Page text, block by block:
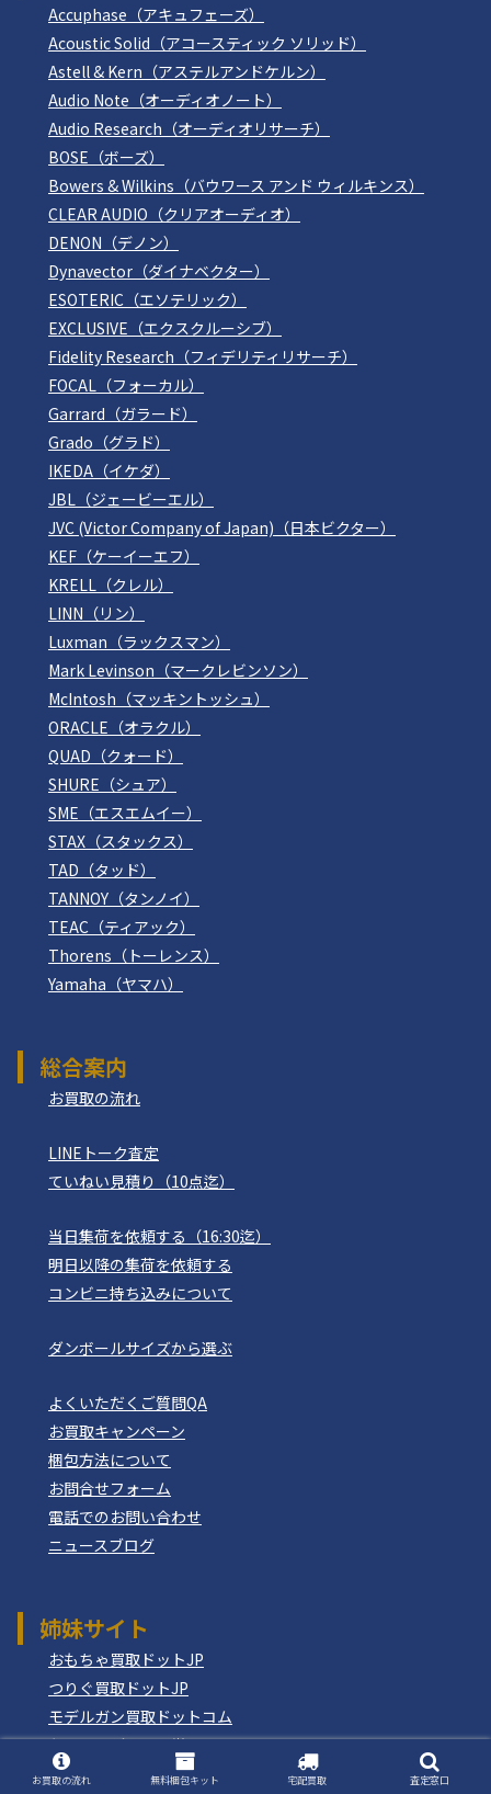
Accuphase（アキュフェーズ）
Acoustic Solid（アコースティック ソリッド）
Astell & Kern（アステルアンドケルン）
Audio Note（オーディオノート）
Audio Research（オーディオリサーチ）
BOSE（ボーズ）
Bowers & Wilkins（バウワース アンド ウィルキンス）
CLEAR AUDIO（クリアオーディオ）
DENON（デノン）
Dynavector（ダイナベクター）
ESOTERIC（エソテリック）
EXCLUSIVE（エクスクルーシブ）
Fidelity Research（フィデリティリサーチ）
FOCAL（フォーカル）
Garrard（ガラード）
Grado（グラド）
IKEDA（イケダ）
JBL（ジェービーエル）
JVC (Victor Company of Japan)（日本ビクター）
KEF（ケーイーエフ）
KRELL（クレル）
LINN（リン）
Luxman（ラックスマン）
Mark Levinson（マークレビンソン）
McIntosh（マッキントッシュ）
ORACLE（オラクル）
QUAD（クォード）
SHURE（シュア）
SME（エスエムイー）
STAX（スタックス）
TAD（タッド）
TANNOY（タンノイ）
TEAC（ティアック）
Thorens（トーレンス）
Yamaha（ヤマハ）
総合案内
お買取の流れ
LINEトーク査定
ていねい見積り（10点迄）
当日集荷を依頼する（16:30迄）
明日以降の集荷を依頼する
コンビニ持ち込みについて
ダンボールサイズから選ぶ
よくいただくご質問QA
お買取キャンペーン
梱包方法について
お問合せフォーム
電話でのお問い合わせ
ニュースブログ
姉妹サイト
おもちゃ買取ドットJP
つりぐ買取ドットJP
モデルガン買取ドットコム
もけいのどらねこ堂
お買取の流れ 無料梱包キット 宅配買取 査定窓口